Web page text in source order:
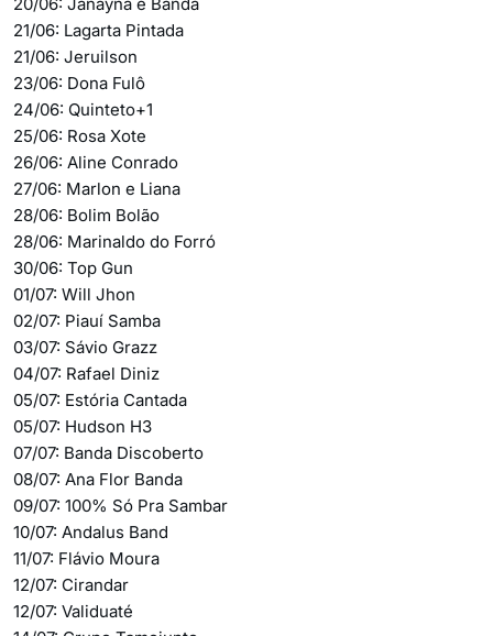
20/06: Janayna e Banda
21/06: Lagarta Pintada
21/06: Jeruilson
23/06: Dona Fulô
24/06: Quinteto+1
25/06: Rosa Xote
26/06: Aline Conrado
27/06: Marlon e Liana
28/06: Bolim Bolão
28/06: Marinaldo do Forró
30/06: Top Gun
01/07: Will Jhon
02/07: Piauí Samba
03/07: Sávio Grazz
04/07: Rafael Diniz
05/07: Estória Cantada
05/07: Hudson H3
07/07: Banda Discoberto
08/07: Ana Flor Banda
09/07: 100% Só Pra Sambar
10/07: Andalus Band
11/07: Flávio Moura
12/07: Cirandar
12/07: Validuaté